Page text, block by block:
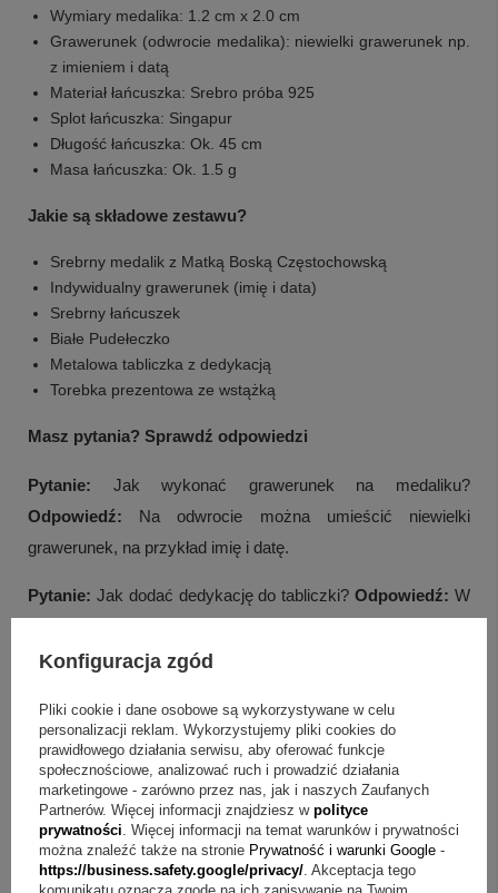
+5
Zobacz więcej
Wymiary medalika: 1.2 cm x 2.0 cm
Grawerunek (odwrocie medalika): niewielki grawerunek np.
z imieniem i datą
Materiał łańcuszka: Srebro próba 925
Splot łańcuszka: Singapur
Długość łańcuszka: Ok. 45 cm
Masa łańcuszka: Ok. 1.5 g
Jakie są składowe zestawu?
Srebrny medalik z Matką Boską Częstochowską
Indywidualny grawerunek (imię i data)
Srebrny łańcuszek
Białe Pudełeczko
Metalowa tabliczka z dedykacją
Torebka prezentowa ze wstążką
Masz pytania? Sprawdź odpowiedzi
Pytanie: Jak wykonać grawerunek na medaliku?
Odpowiedź: Na odwrocie można umieścić niewielki
grawerunek, na przykład imię i datę.
Pytanie: Jak dodać dedykację do tabliczki?Odpowiedź: W
dedykację, np. z życzeniami i grafiką.
Pytanie:Czy w zestawie jest łańcuszek?Odpowiedź:
w komplecie znajduje się srebrny łańcuszek o splocie
Singapur.
Pytanie:Na jakie okazje pasuje ten zestaw?
Upamiętnia Chrzest Św., I Komunię Św. oraz Bierzmowanie.
Konfiguracja zgód
Pliki cookie i dane osobowe są wykorzystywane w celu
personalizacji reklam. Wykorzystujemy pliki cookies do
prawidłowego działania serwisu, aby oferować funkcje
społecznościowe, analizować ruch i prowadzić działania
marketingowe - zarówno przez nas, jak i naszych Zaufanych
Partnerów. Więcej informacji znajdziesz w polityce
prywatności . Więcej informacji na temat warunków i prywatności
można znaleźć także na stronie Prywatność i warunki Google -
https://business.safety.google/privacy/ . Akceptacja tego
komunikatu oznacza zgodę na ich zapisywanie na Twoim